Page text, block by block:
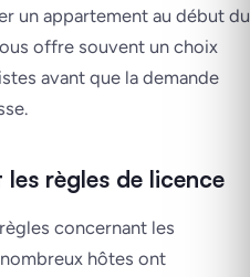
un appartement au début du
offre souvent un choix
avant que la demande
les règles de licence
concernant les
hôtes ont